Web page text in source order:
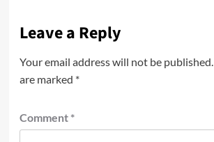
Leave a Reply
Your email address will not be published.
are marked *
Comment *